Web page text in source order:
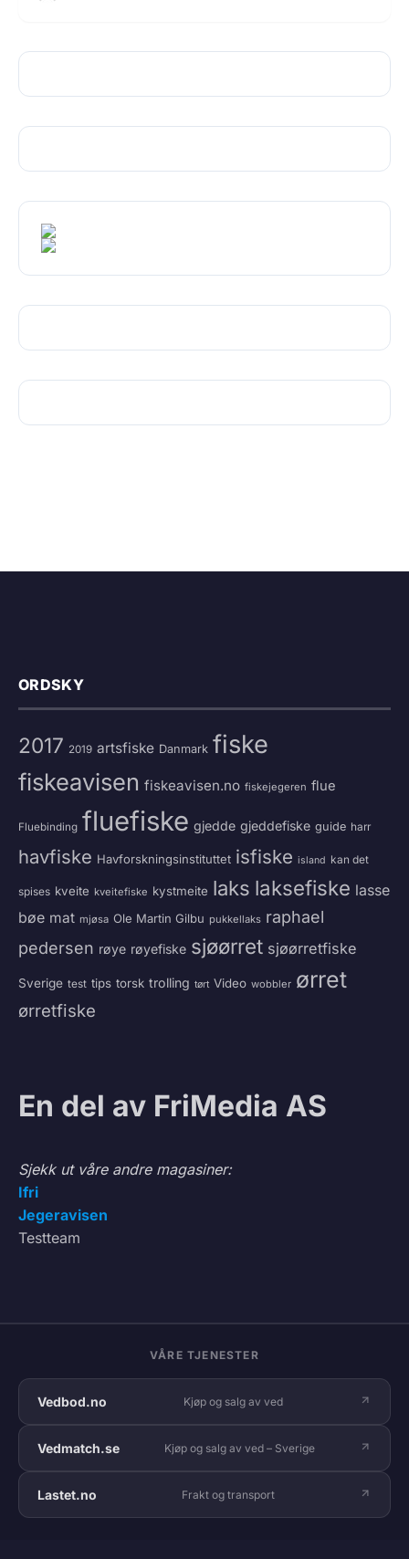
ORDSKY
2017 2019 artsfiske Danmark fiske
fiskeavisen fiskeavisen.no fiskejegeren flue
Fluebinding fluefiske gjedde gjeddefiske guide harr
havfiske Havforskningsinstituttet isfiske island kan det
spises kveite kveitefiske kystmeite laks laksefiske lasse
bøe mat mjøsa Ole Martin Gilbu pukkellaks raphael
pedersen røye røyefiske sjøørret sjøørretfiske
Sverige test tips torsk trolling tørt Video wobbler ørret
ørretfiske
En del av FriMedia AS
Sjekk ut våre andre magasiner:
Ifri
Jegeravisen
Testteam
VÅRE TJENESTER
Vedbod.no Kjøp og salg av ved
Vedmatch.se Kjøp og salg av ved – Sverige
Lastet.no Frakt og transport